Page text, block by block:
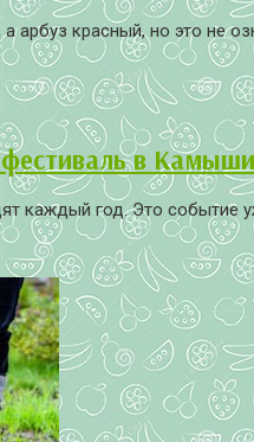
арбуз красный, но это не
в
каждый год. Это событие